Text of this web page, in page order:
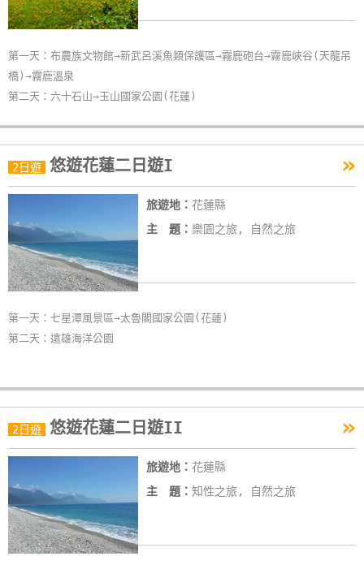
意
度
單
管
理
員
帳
戶
客
服
單
Line
上
客
服
第一天：布農族文物館→新武呂溪魚類保護區→霧鹿砲台→霧鹿峽谷(天龍吊
橋)→霧鹿溫泉
第二天：六十石山→玉山國家公園(花蓮)
2日遊 悠遊花蓮二日遊I »
旅遊地： 花蓮縣
主 題： 樂園之旅, 自然之旅
第一天：七星潭風景區→太魯閣國家公園(花蓮)
第二天：遠雄海洋公園
2日遊 悠遊花蓮二日遊II »
旅遊地： 花蓮縣
主 題： 知性之旅, 自然之旅